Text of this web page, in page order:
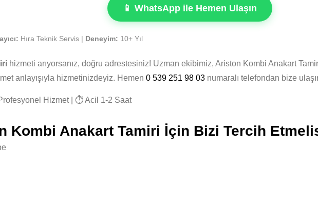
📱 WhatsApp ile Hemen Ulaşın
Hıra Teknik Servis | Deneyim: 10+ Yıl
hizmeti arıyorsanız, doğru adrestesiniz! Uzman ekibimiz, Ariston Kombi Anakart
anlayışıyla hizmetinizdeyiz. Hemen 0 539 251 98 03 numaralı telefondan bize
Hizmet | ⏱️ Acil 1-2 Saat
Kombi Anakart Tamiri İçin Bizi Tercih